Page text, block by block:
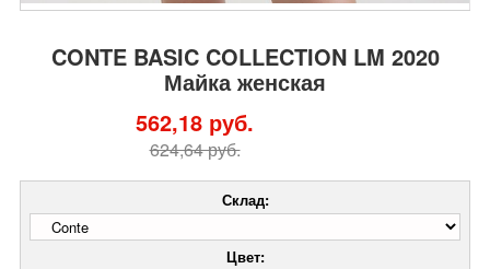
CONTE BASIC COLLECTION LM 2020
Майка женская
624,64 руб.
562,18 руб.
Склад:
Цвет: